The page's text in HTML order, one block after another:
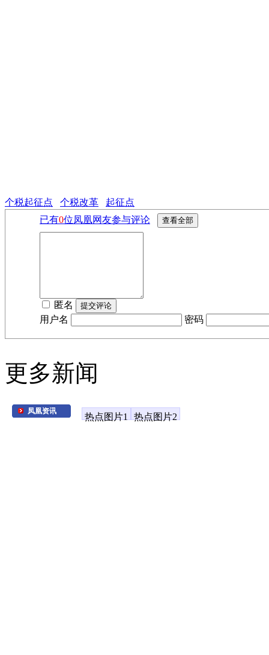
个税起征点 个税改革
起征点
已有0位凤凰网友参与评论
匿名
用户名
密码
更多新闻
凤凰资讯
热点图片1 热点图片2